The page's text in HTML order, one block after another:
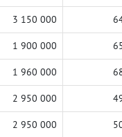
3 150 000
1 900 000
1 960 000
2 950 000
2 950 000